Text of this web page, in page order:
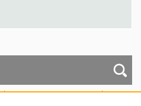
Munkahely (szervezeti egység),